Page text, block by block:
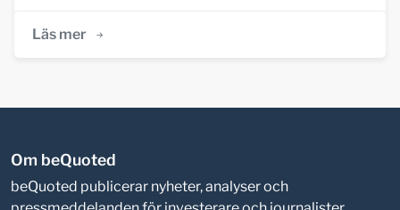
Läs mer
Om beQuoted
beQuoted publicerar nyheter, analyser och